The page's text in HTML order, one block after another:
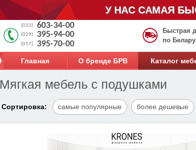
У НАС САМАЯ
(033) 603-34-00
(029) 395-94-00
(017) 395-70-00
Быстрая
по
Главная О бренде БРВ Каталог
Мягкая мебель с подушками
Сортировка: самые популярные более дешевые